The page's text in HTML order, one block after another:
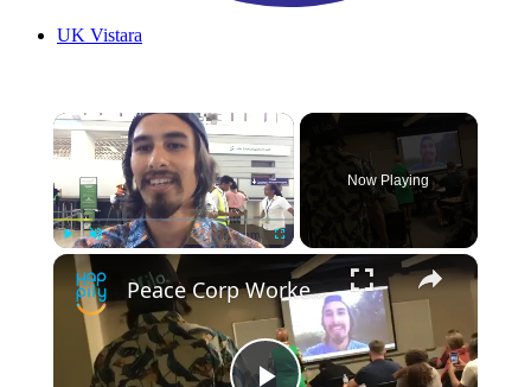
UK Vistara
Play Fullscreen
Now Playing
Peace Corp Worker Surprises Sister In Classroom After 3 Years Away | Happily TV